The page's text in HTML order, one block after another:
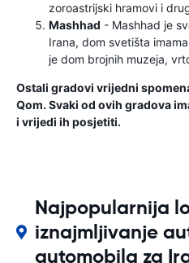
zoroastrijski hramovi i
Mashhad - Mashhad je
Irana, dom svetišta
je dom brojnih muzeja,
Ostali gradovi vrijedni
Qom. Svaki od ovih gradova
i vrijedi ih posjetiti.
Najpopularnija
iznajmljivanje
automobila za